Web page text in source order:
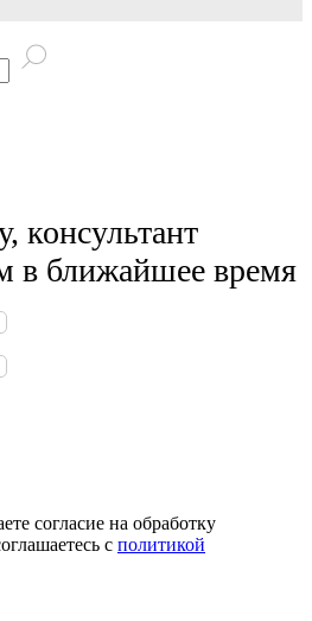
консультант
в ближайшее время
согласие на обработку
c политикой